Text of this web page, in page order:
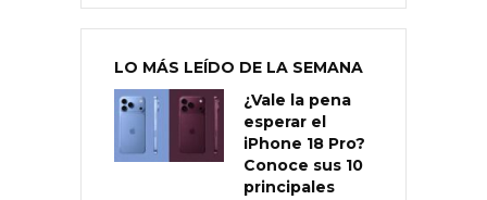
LO MÁS LEÍDO DE LA SEMANA
¿Vale la pena
esperar el
iPhone 18 Pro?
Conoce sus 10
principales